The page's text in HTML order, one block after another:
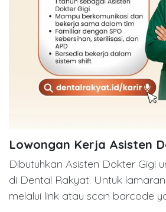
Lowongan Kerja Asisten
Dibutuhkan Asisten Dokter Gigi
di Dental Rakyat. Untuk
melalui link atau scan barcode